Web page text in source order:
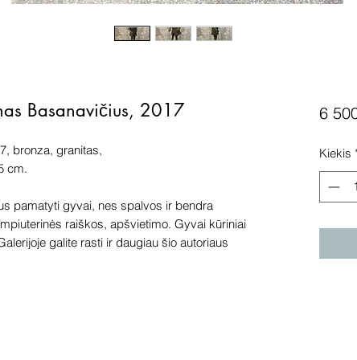
Basanavičius, 2017
bronza, granitas,
cm.
pamatyti gyvai, nes spalvos ir bendra
raiškos, apšvietimo. Gyvai kūriniai
galite rasti ir daugiau šio autoriaus
6
Kiekis